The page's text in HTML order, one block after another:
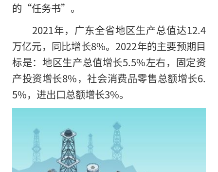
的“任务书”。
2021年，广东全省地区生产总值达12.4
万亿元，同比增长8%。2022年的主要预期目
标是：地区生产总值增长5.5%左右，固定资
产投资增长8%，社会消费品零售总额增长6.
5%，进出口总额增长3%。